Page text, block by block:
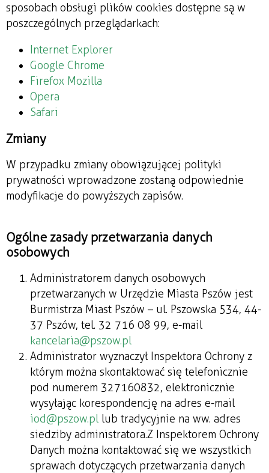
sposobach obsługi plików cookies dostępne są w
poszczególnych przeglądarkach:
Internet Explorer
Google Chrome
Firefox Mozilla
Opera
Safari
Zmiany
W przypadku zmiany obowiązującej polityki
prywatności wprowadzone zostaną odpowiednie
modyfikacje do powyższych zapisów.
Ogólne zasady przetwarzania danych
osobowych
Administratorem danych osobowych
przetwarzanych w Urzędzie Miasta Pszów jest
Burmistrza Miast Pszów – ul. Pszowska 534, 44-
37 Pszów, tel. 32 716 08 99, e-mail
kancelaria@pszow.pl
Administrator wyznaczył Inspektora Ochrony z
którym można skontaktować się telefonicznie
pod numerem 327160832, elektronicznie
wysyłając korespondencję na adres e-mail
iod@pszow.pl lub tradycyjnie na ww. adres
siedziby administratora. Z Inspektorem Ochrony
Danych można kontaktować się we wszystkich
sprawach dotyczących przetwarzania danych